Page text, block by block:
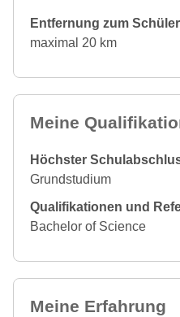
Entfernung zum
maximal 20 km
Meine
Höchster
Grundstudium
Qualifikationen und
Bachelor of Science
Meine Erfahrung